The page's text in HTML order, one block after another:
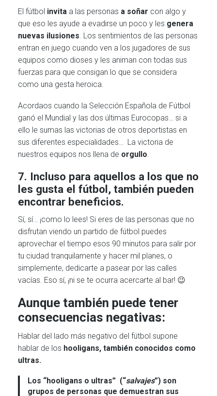
El fútbol invita a las personas a soñar con algo y
que eso les ayude a evadirse un poco y les genera
nuevas ilusiones. Los sentimientos de las personas
entran en juego cuando ven a los jugadores de sus
equipos como dioses y les animan con todas sus
fuerzas para que consigan lo que se considera
como una gesta heroica.
Acordaos cuando la Selección Española de Fútbol
ganó el Mundial y las dos últimas Eurocopas… si a
ello le sumas las victorias de otros deportistas en
sus diferentes especialidades… La victoria de
nuestros equipos nos llena de orgullo.
7. Incluso para aquellos a los que no
les gusta el fútbol, también pueden
encontrar beneficios.
Sí, sí… ¡como lo lees! Si eres de las personas que no
disfrutan viendo un partido de fútbol puedes
aprovechar el tiempo esos 90 minutos para salir por
tu ciudad tranquilamente y hacer mil planes, o
simplemente, dedicarte a pasear por las calles
vacías. Eso sí, ¡ni se te ocurra acercarte al bar! 😉
Aunque también puede tener
consecuencias negativas:
Hablar del lado más negativo del fútbol supone
hablar de los hooligans, también conocidos como
ultras.
Los “hooligans o ultras” (“salvajes”) son
grupos de personas que demuestran sus